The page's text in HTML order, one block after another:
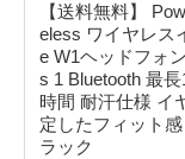
【送料無料】
eless ワイヤレス
e W1ヘッドフォ
s 1 Bluetooth 最
時間 耐汗仕様 イ
定したフィット
ラック